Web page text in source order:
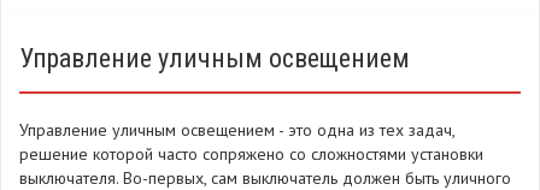
Управление уличным освещением
Управление уличным освещением - это одна из тех задач,
решение которой часто сопряжено со сложностями установки
выключателя. Во-первых, сам выключатель должен быть уличного